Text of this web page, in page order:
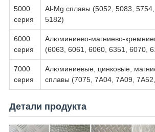
5000
серия
Al-Mg сплавы (5052, 5083,
5182)
6000
серия
Алюминиево-магниево-
(6063, 6061, 6060, 6351, 6070,
7000
серия
Алюминиевые, цинковые,
сплавы (7075, 7A04, 7A09,
Детали продукта